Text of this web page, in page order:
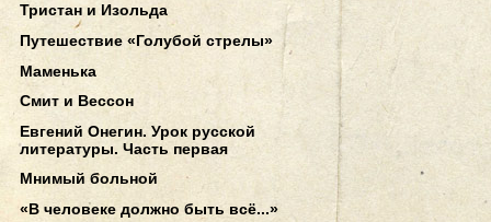
Тристан и Изольда
Путешествие «Голубой стрелы»
Маменька
Смит и Вессон
Евгений Онегин. Урок русской
литературы. Часть первая
Мнимый больной
«В человеке должно быть всё...»